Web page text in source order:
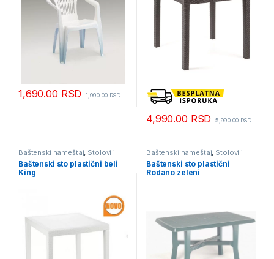
1,690.00 RSD 1,990.00RSD
4,990.00 RSD 5,990.00RSD
Baštenski nameštaj, Stolovi i
stolice
Baštenski sto plastični beli
King
Baštenski nameštaj, Stolovi i
stolice
Baštenski sto plastični
Rodano zeleni